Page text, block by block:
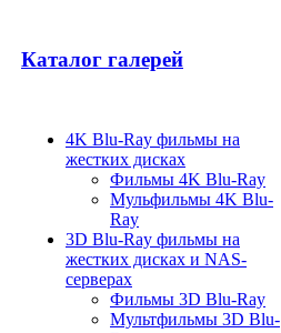
Каталог галерей
4K Blu-Ray фильмы на
жестких дисках
Фильмы 4K Blu-Ray
Мульфильмы 4K Blu-
Ray
3D Blu-Ray фильмы на
жестких дисках и NAS-
серверах
Фильмы 3D Blu-Ray
Мультфильмы 3D Blu-